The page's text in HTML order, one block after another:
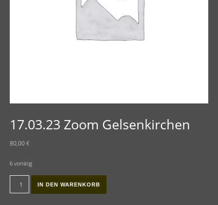
17.03.23 Zoom Gelsenkirchen
80,00€
6 vorrätig
17.03.23 Zoom Gelsenkirchen Menge
IN DEN WARENKORB